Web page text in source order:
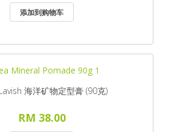
海洋矿物定型膏 (90克)
RM 38.00